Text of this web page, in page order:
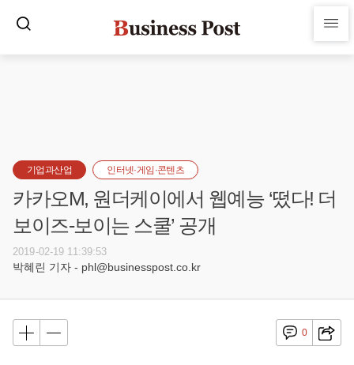
기업과산업 인터넷·게임·콘텐츠
카카오M, 원더케이에서 웹예능 ‘떴다! 더
보이즈-보이는 스쿨’ 공개
2019-02-19 11:39:53
박혜린 기자 - phl@businesspost.co.kr
0